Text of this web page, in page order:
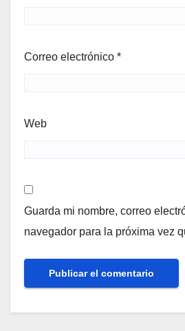
Correo electrónico *
Web
Guarda mi nombre, correo
navegador para la próxima vez